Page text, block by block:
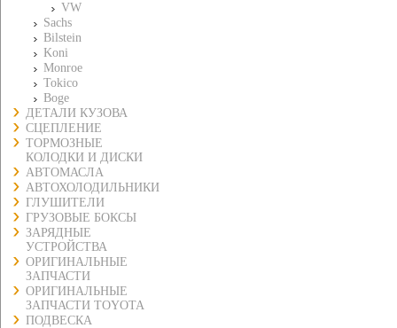
VW
Sachs
Bilstein
Koni
Monroe
Tokico
Boge
ДЕТАЛИ КУЗОВА
СЦЕПЛЕНИЕ
ТОРМОЗНЫЕ
КОЛОДКИ И ДИСКИ
АВТОМАСЛА
АВТОХОЛОДИЛЬНИКИ
ГЛУШИТЕЛИ
ГРУЗОВЫЕ БОКСЫ
ЗАРЯДНЫЕ
УСТРОЙСТВА
ОРИГИНАЛЬНЫЕ
ЗАПЧАСТИ
ОРИГИНАЛЬНЫЕ
ЗАПЧАСТИ TOYOTA
ПОДВЕСКА